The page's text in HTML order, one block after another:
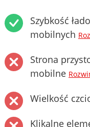
Szybkość
mobilnych
Strona
mobilne
Wielkość
Klikalne